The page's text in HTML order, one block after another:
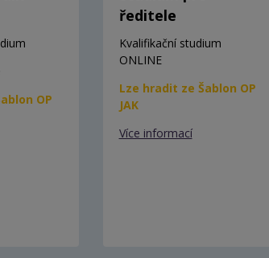
OP
ředitele
Kvalifikační studium
ONLINE
Lze hradit ze Šablon OP
JAK
Více informací